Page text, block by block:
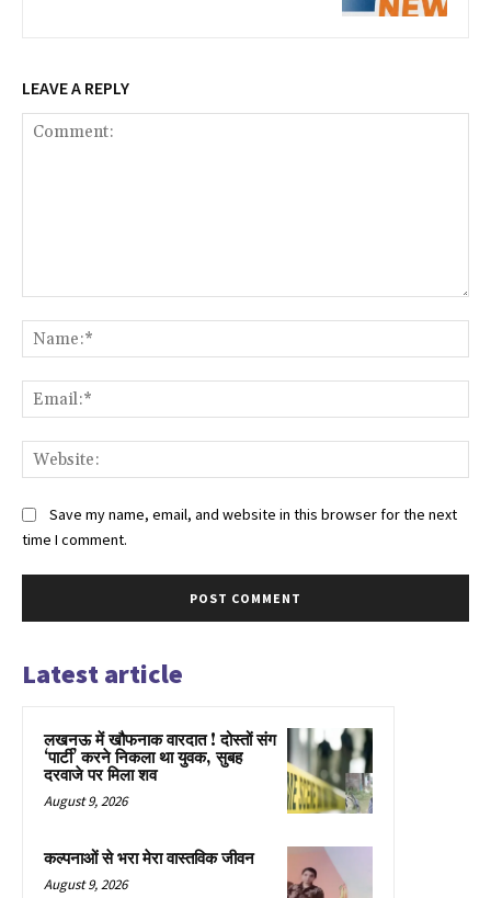
LEAVE A REPLY
Save my name, email, and website in this browser for the next
time I comment.
Latest article
लखनऊ में खौफनाक वारदात ! दोस्तों संग
‘पार्टी’ करने निकला था युवक, सुबह
दरवाजे पर मिला शव
August 9, 2026
कल्पनाओं से भरा मेरा वास्तविक जीवन
August 9, 2026